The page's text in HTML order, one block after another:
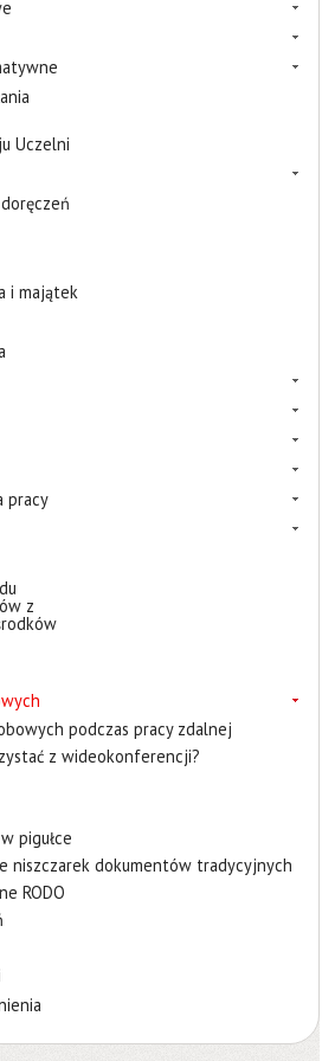
Uczelni
i majątek
pracy
z
podczas pracy zdalnej
z wideokonferencji?
pigułce
niszczarek dokumentów tradycyjnych
RODO